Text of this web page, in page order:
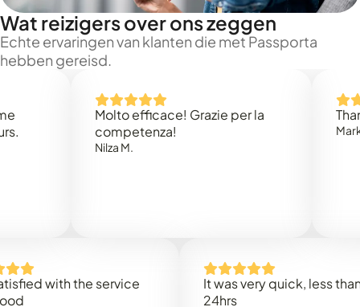
Wat reizigers over ons zeggen
Echte ervaringen van klanten die met Passporta
hebben gereisd.
Molto efficace! Grazie per la
competenza!
Thank
Mark N.
with the service
It was very quick, less than